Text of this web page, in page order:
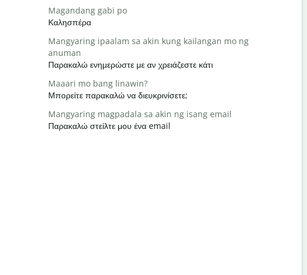
Magandang gabi po
Καλησπέρα
Mangyaring ipaalam sa akin kung kailangan mo ng
anuman
Παρακαλώ ενημερώστε με αν χρειάζεστε κάτι
Maaari mo bang linawin?
Μπορείτε παρακαλώ να διευκρινίσετε;
Mangyaring magpadala sa akin ng isang email
Παρακαλώ στείλτε μου ένα email